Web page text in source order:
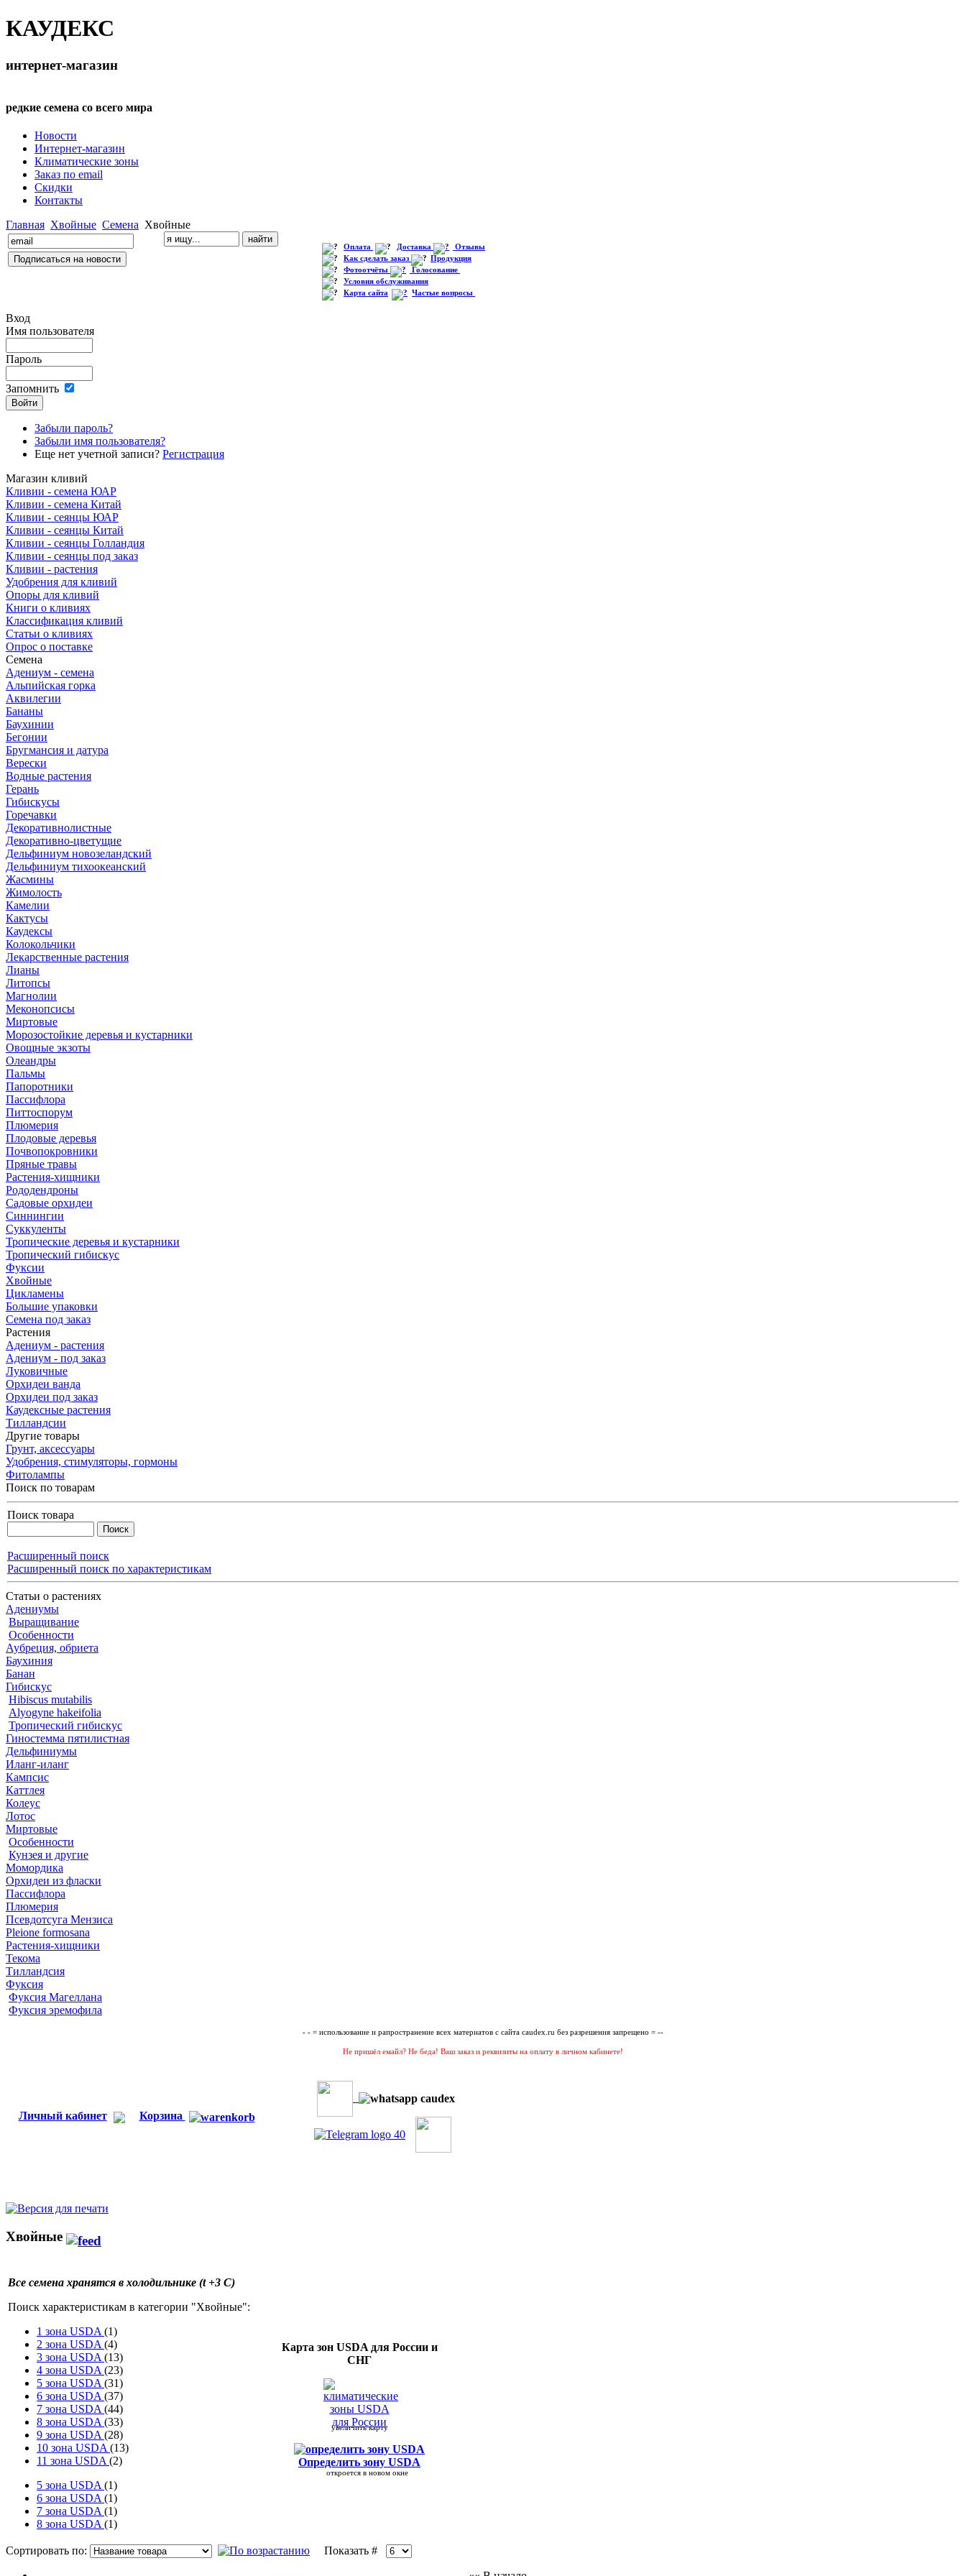
КАУДЕКС
интернет-магазин
редкие семена со всего мира
Новости
Интернет-магазин
Климатические зоны
Заказ по email
Скидки
Контакты
Главная Хвойные Семена Хвойные
Оплата Доставка
Отзывы
Как сделать заказ
Продукция
Фотоотчёты
Голосование
Условия обслуживания
Карта сайта
Частые вопросы
Вход
Имя пользователя
Пароль
Запомнить
Забыли пароль?
Забыли имя пользователя?
Еще нет учетной записи? Регистрация
Магазин кливий
Кливии - семена ЮАР
Кливии - семена Китай
Кливии - сеянцы ЮАР
Кливии - сеянцы Китай
Кливии - сеянцы Голландия
Кливии - сеянцы под заказ
Кливии - растения
Удобрения для кливий
Опоры для кливий
Книги о кливиях
Классификация кливий
Статьи о кливиях
Опрос о поставке
Семена
Адениум - семена
Альпийская горка
Аквилегии
Бананы
Баухинии
Бегонии
Бругмансия и датура
Верески
Водные растения
Герань
Гибискусы
Горечавки
Декоративнолистные
Декоративно-цветущие
Дельфиниум новозеландский
Дельфиниум тихоокеанский
Жасмины
Жимолость
Камелии
Кактусы
Каудексы
Колокольчики
Лекарственные растения
Лианы
Литопсы
Магнолии
Меконопсисы
Миртовые
Морозостойкие деревья и кустарники
Овощные экзоты
Олеандры
Пальмы
Папоротники
Пассифлора
Питтоспорум
Плюмерия
Плодовые деревья
Почвопокровники
Пряные травы
Растения-хищники
Рододендроны
Садовые орхидеи
Синнингии
Суккуленты
Тропические деревья и кустарники
Тропический гибискус
Фуксии
Хвойные
Цикламены
Большие упаковки
Семена под заказ
Растения
Адениум - растения
Адениум - под заказ
Луковичные
Орхидеи ванда
Орхидеи под заказ
Каудексные растения
Тилландсии
Другие товары
Грунт, аксессуары
Удобрения, стимуляторы, гормоны
Фитолампы
Поиск по товарам
Поиск товара
Расширенный поиск
Расширенный поиск по характеристикам
Статьи о растениях
Адениумы
Выращивание
Особенности
Аубреция, обриета
Баухиния
Банан
Гибискус
Hibiscus mutabilis
Alyogyne hakeifolia
Тропический гибискус
Гиностемма пятилистная
Дельфиниумы
Иланг-иланг
Кампсис
Каттлея
Колеус
Лотос
Миртовые
Особенности
Кунзея и другие
Момордика
Орхидеи из фласки
Пассифлора
Плюмерия
Псевдотсуга Мензиса
Pleione formosana
Растения-хищники
Текома
Тилландсия
Фуксия
Фуксия Магеллана
Фуксия эремофила
- - = использование и рапространение всех материатов с сайта caudex.ru без разрешения запрещено = --
Не пришёл емайл? Не беда! Ваш заказ и реквизиты на оплату в личном кабинете!
Личный кабинет Корзина
Хвойные
Все семена хранятся в холодильнике (t +3 C)
Поиск характеристикам в категории "Хвойные":
1 зона USDA (1)
2 зона USDA (4)
3 зона USDA (13)
4 зона USDA (23)
5 зона USDA (31)
6 зона USDA (37)
7 зона USDA (44)
8 зона USDA (33)
9 зона USDA (28)
10 зона USDA (13)
11 зона USDA (2)
5 зона USDA (1)
6 зона USDA (1)
7 зона USDA (1)
8 зона USDA (1)
Карта зон USDAдля России и
СНГ
увеличить карту
Определить зону USDA
откроется в новом окне
Сортировать по: Показать #